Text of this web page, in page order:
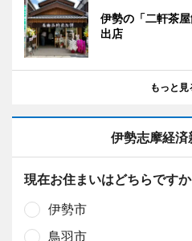
伊勢の「二軒茶
出店
もっと見
伊勢志摩経済
現在お住まいはどちらですか
伊勢市
鳥羽市